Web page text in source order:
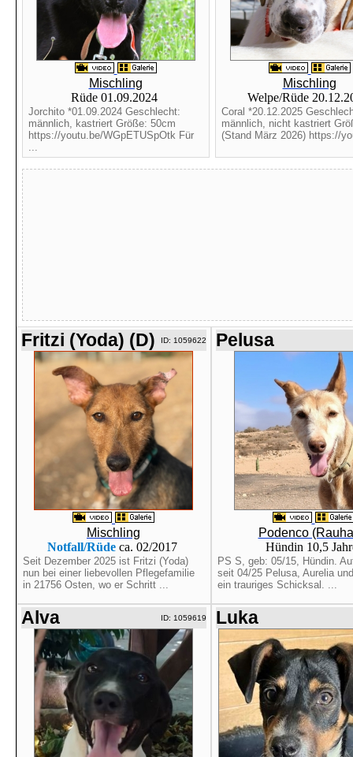
Mischling
Rüde 01.09.2024
Jorchito *01.09.2024 Geschlecht:
männlich, kastriert Größe: 50cm
https://youtu.be/WGpETUSpOtk Für
...
Mischling
Welpe/Rüde
Coral *20.12.2025
männlich, nicht kastriert
(Stand März 2026) https://
Fritzi (Yoda) (D) ID: 1059622
Mischling
Notfall/Rüdeca. 02/2017
Seit Dezember 2025 ist Fritzi (Yoda)
nun bei einer liebevollen Pflegefamilie
in 21756 Osten, wo er Schritt ...
Pelusa
Podenco
Hündin 10,5
PS S, geb: 05/15, Hündin.
seit 04/25 Pelusa, Aurelia
ein trauriges Schicksal. ...
Alva ID: 1059619 Luka